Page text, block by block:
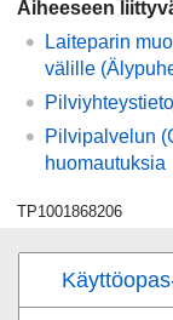
Aiheeseen
Laiteparin
välille (
Pilvipalvelun
huomautuksia
TP1001868206